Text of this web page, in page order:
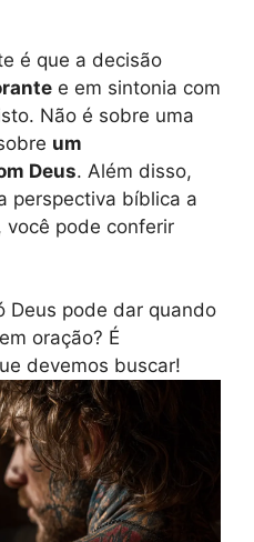
é que a decisão
e em sintonia com
Não é sobre uma
um
Deus. Além disso,
perspectiva bíblica a
você pode conferir
Deus pode dar quando
oração? É
devemos buscar!